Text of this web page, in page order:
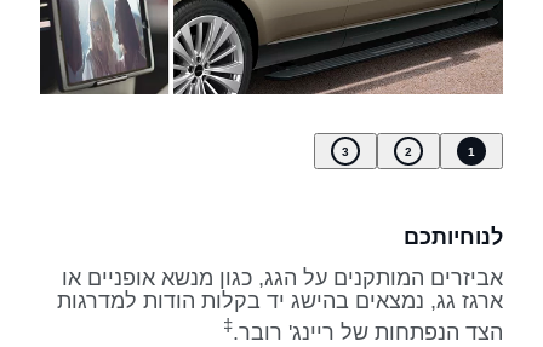
1
2
3
לנוחיותכם
אביזרים המותקנים על הגג, כגון מנשא אופניים או
ארגז גג, נמצאים בהישג יד בקלות הודות למדרגות
הצד הנפתחות של ריינג' רובר.‡